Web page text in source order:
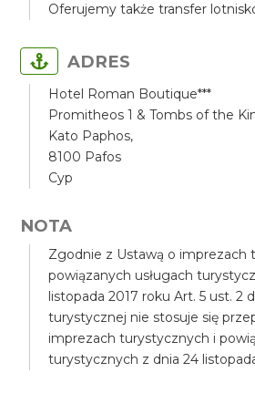
Oferujemy także transfer
ADRES
Hotel Roman Boutique***
Promitheos 1 & Tombs of the
Kato Paphos,
8100 Pafos
Cyp
NOTA
Zgodnie z Ustawą o imprezach
powiązanych usługach
listopada 2017 roku Art. 5 ust. 2
turystycznej nie stosuje się
imprezach turystycznych i
turystycznych z dnia 24